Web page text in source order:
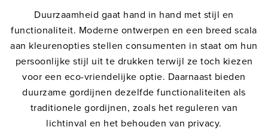
Duurzaamheid gaat hand in hand met stijl en
functionaliteit. Moderne ontwerpen en een breed scala
aan kleurenopties stellen consumenten in staat om hun
persoonlijke stijl uit te drukken terwijl ze toch kiezen
voor een eco-vriendelijke optie. Daarnaast bieden
duurzame gordijnen dezelfde functionaliteiten als
traditionele gordijnen, zoals het reguleren van
lichtinval en het behouden van privacy.